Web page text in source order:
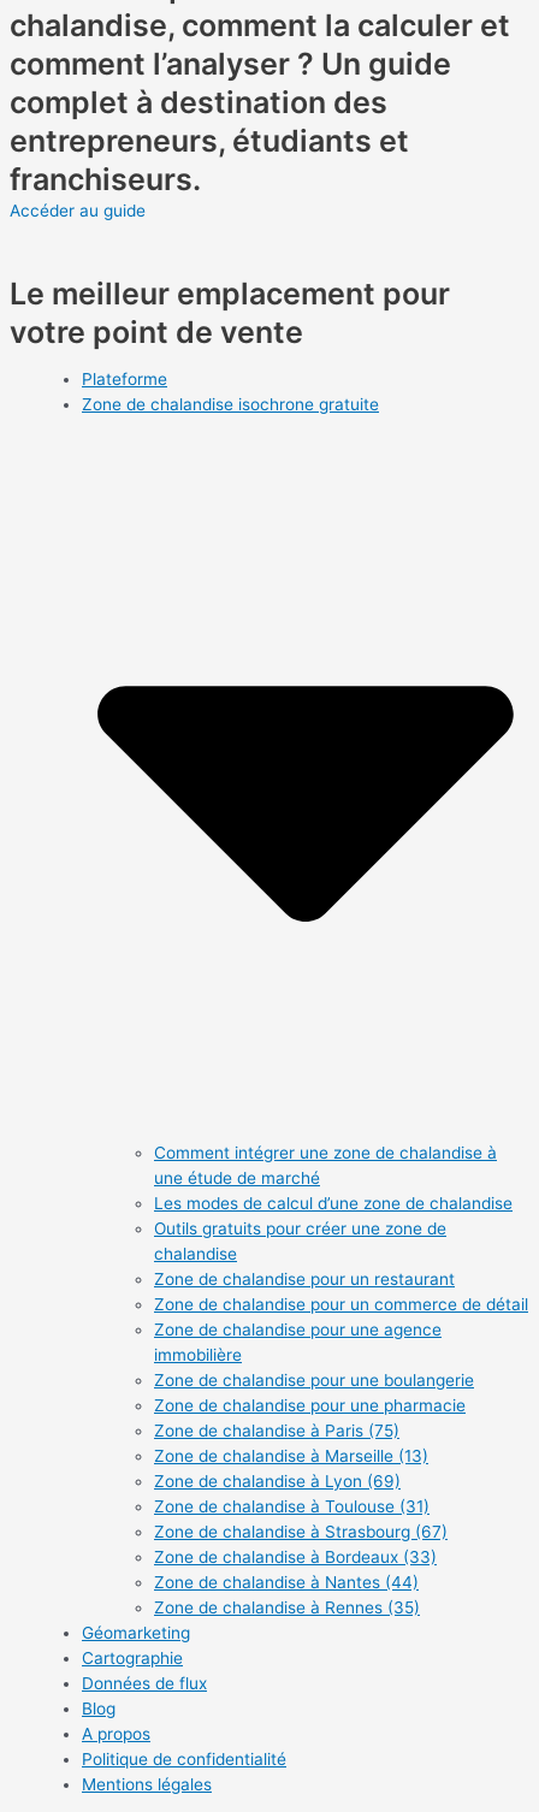
chalandise, comment la calculer et
comment l’analyser ? Un guide
complet à destination des
entrepreneurs, étudiants et
franchiseurs.
Accéder au guide
Le meilleur emplacement pour
votre point de vente
Plateforme
Zone de chalandise isochrone gratuite
Comment intégrer une zone de chalandise à
une étude de marché
Les modes de calcul d’une zone de chalandise
Outils gratuits pour créer une zone de
chalandise
Zone de chalandise pour un restaurant
Zone de chalandise pour un commerce de détail
Zone de chalandise pour une agence
immobilière
Zone de chalandise pour une boulangerie
Zone de chalandise pour une pharmacie
Zone de chalandise à Paris (75)
Zone de chalandise à Marseille (13)
Zone de chalandise à Lyon (69)
Zone de chalandise à Toulouse (31)
Zone de chalandise à Strasbourg (67)
Zone de chalandise à Bordeaux (33)
Zone de chalandise à Nantes (44)
Zone de chalandise à Rennes (35)
Géomarketing
Cartographie
Données de flux
Blog
A propos
Politique de confidentialité
Mentions légales